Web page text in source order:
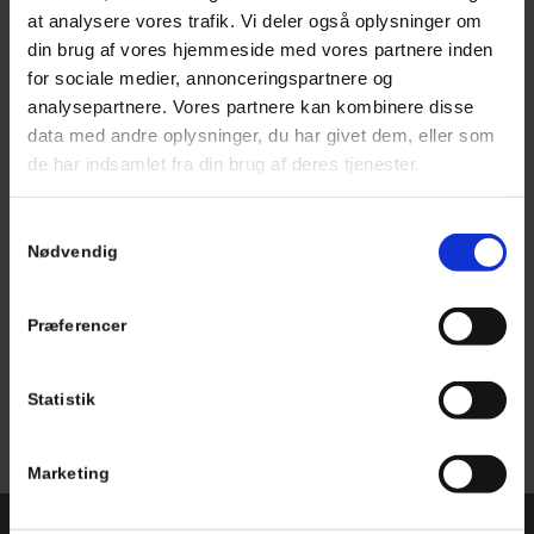
at analysere vores trafik. Vi deler også oplysninger om
din brug af vores hjemmeside med vores partnere inden
for sociale medier, annonceringspartnere og
analysepartnere. Vores partnere kan kombinere disse
data med andre oplysninger, du har givet dem, eller som
de har indsamlet fra din brug af deres tjenester.
Nødvendig
Præferencer
Statistik
Marketing